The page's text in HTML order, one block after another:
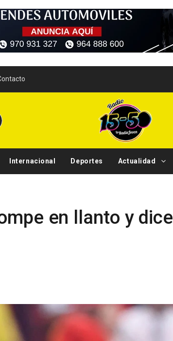
Internacional Deportes Actualidad
en llanto y dice